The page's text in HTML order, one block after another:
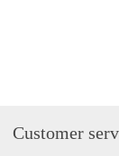
Customer